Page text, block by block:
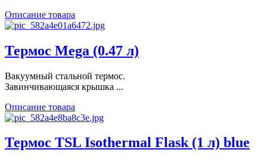
Описание товара
Термос Mega (0.47 л)
Вакуумный стальной термос.
Завинчивающаяся крышка ...
Описание товара
Термос TSL Isothermal Flask (1 л) blue